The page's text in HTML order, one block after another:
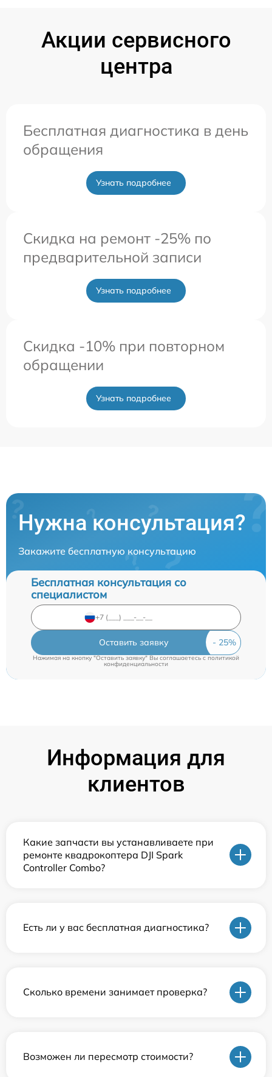
Акции сервисного
центра
Бесплатная диагностика в день
обращения
Узнать подробнее
Скидка на ремонт -25% по
предварительной записи
Узнать подробнее
Скидка -10% при повторном
обращении
Узнать подробнее
Нужна консультация?
Закажите бесплатную консультацию
Бесплатная консультация со
специалистом
Оставить заявку
Нажимая на кнопку "Оставить заявку" Вы соглашаетесь cполитикой
конфиденциальности
Информация для
клиентов
Какие запчасти вы устанавливаете при
ремонте квадрокоптера DJI Spark
Controller Combo?
Есть ли у вас бесплатная диагностика?
Сколько времени занимает проверка?
Возможен ли пересмотр стоимости?